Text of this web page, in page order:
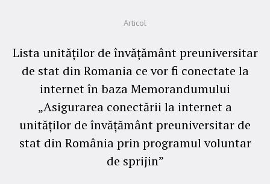
Articol
Lista unităților de învățământ preuniversitar
de stat din Romania ce vor fi conectate la
internet în baza Memorandumului
„Asigurarea conectării la internet a
unităților de învățământ preuniversitar de
stat din România prin programul voluntar
de sprijin”